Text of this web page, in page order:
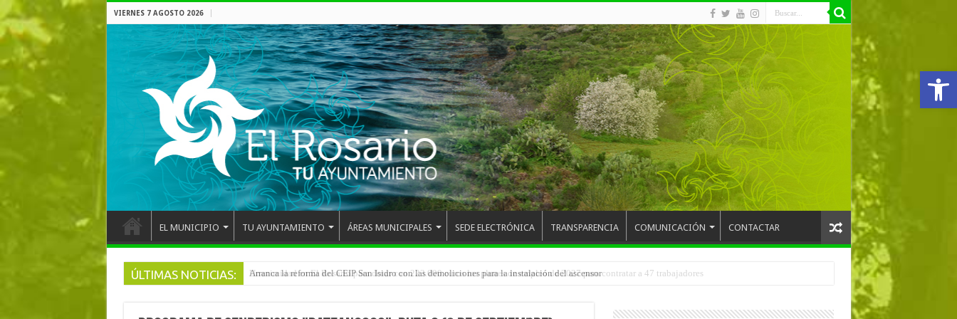
Abrir
VIERNES 7 AGOSTO 2026
EL MUNICIPIO TU AYUNTAMIENTO ÁREAS MUNICIPALES SEDE ELECTRÓNICA TRANSPARENCIA COMUNICACIÓN CONTACTAR
ÚLTIMAS NOTICIAS: Arranca la reforma del CEIP San Isidro con las demoliciones para la instalación del ascensor